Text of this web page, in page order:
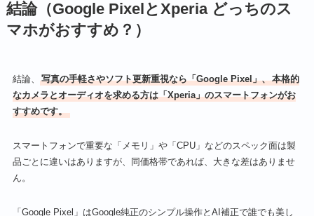
結論（Google PixelとXperia どっちのス
マホがおすすめ？）
結論、 写真の手軽さやソフト更新重視なら「Google Pixel」、本格的
なカメラとオーディオを求める方は「Xperia」のスマートフォンがお
すすめです。
スマートフォンで重要な「メモリ」や「CPU」などのスペック面は製
品ごとに違いはありますが、同価格帯であれば、大きな差はありませ
ん。
「Google Pixel」はGoogle純正のシンプル操作とAI補正で誰でも美し